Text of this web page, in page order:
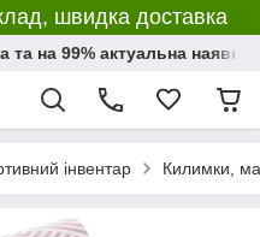
швидка доставка
на 99% актуальна
інвентар Килимки,